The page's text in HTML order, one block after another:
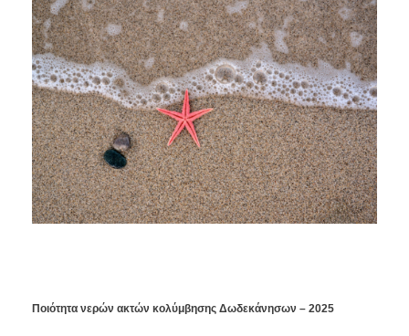
Ποιότητα νερών ακτών κολύμβησης Δωδεκάνησων – 2025